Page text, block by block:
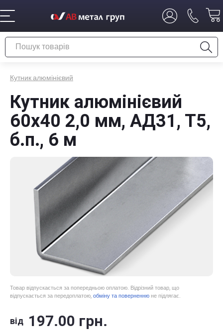
Кутник алюмінієвий
Кутник алюмінієвий
60х40 2,0 мм, АД31, Т5,
б.п., 6 м
Товар відпускається за попередньою оплатою. Відрізний товар, що
відпускається за передоплатою, обміну та поверненню не підлягає.
від 197.00 грн.